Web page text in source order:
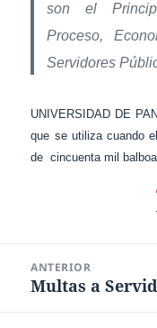
son el
Proceso,
Servidores
UNIVERSIDAD DE
que se utiliza cuando
de cincuenta mil
entradas
ANTERIOR
Entrada
Multas a